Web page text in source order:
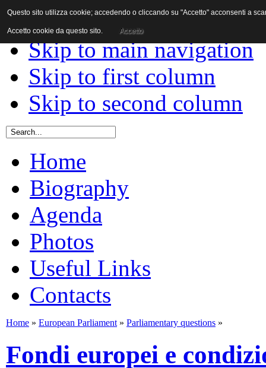
Skip to content
Skip to main navigation
Skip to first column
Skip to second column
Home
Biography
Agenda
Photos
Useful Links
Contacts
Home » European Parliament » Parliamentary questions »
Fondi europei e
Questo sito utilizza cookie; accedendo o cliccando su "Accetto" acconsenti a
Accetto cookie da questo sito. Accetto